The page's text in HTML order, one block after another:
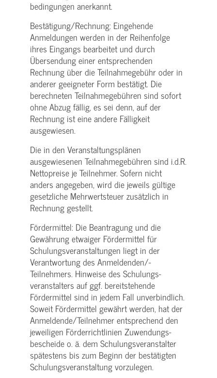
bedingungen anerkannt.
Bestätigung­/Rechnung: Eingehende
Anmeldungen werden in der Reihenfolge
ihres Eingangs bearbeitet und durch
Übersendung einer entsprechenden
Rechnung über die Teilnahmegebühr oder in
anderer geeigneter Form bestätigt. Die
berechneten Teilnahmegebühren sind sofort
ohne Abzug fällig, es sei denn, auf der
Rechnung ist eine andere Fälligkeit
ausgewiesen.
Die in den Veranstaltungsplänen
ausgewiesenen Teilnahmegebühren sind i.d.R.
Nettopreise je Teilnehmer. Sofern nicht
anders angegeben, wird die jeweils gültige
gesetzliche Mehrwertsteuer zusätzlich in
Rechnung gestellt.
Fördermittel: Die Beantragung und die
Gewährung etwaiger Fördermittel für
Schulungs­veranstaltungen liegt in der
Verantwortung des Anmeldenden/­
Teilnehmers. Hinweise des Schulungs­
veranstalters auf ggf. bereitstehende
Fördermittel sind in jedem Fall unverbindlich.
Soweit Fördermittel gewährt werden, hat der
Anmeldende/­Teilnehmer entsprechend den
jeweiligen Förderrichtlinien Zuwendungs­
bescheide o. ä. dem Schulungs­veranstalter
spätestens bis zum Beginn der bestätigten
Schulungs­veranstaltung vorzulegen.